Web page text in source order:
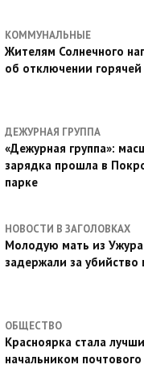
КОММУНАЛЬНЫЕ
Жителям Солнечного
об отключении
ДЕЖУРНАЯ ГРУППА
«Дежурная группа»:
зарядка прошла в
парке
НОВОСТИ В ЗАГОЛОВКАХ
Молодую мать из Ужура
задержали за убийство
ОБЩЕСТВО
Красноярка стала
начальником почтового